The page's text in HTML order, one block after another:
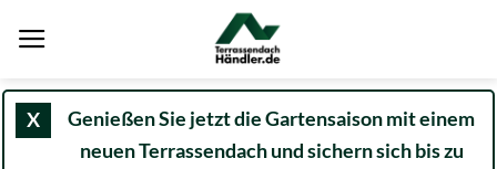
Inhalt
X
Genießen Sie jetzt die Gartensaison mit einem
neuen Terrassendach und sichern sich bis zu